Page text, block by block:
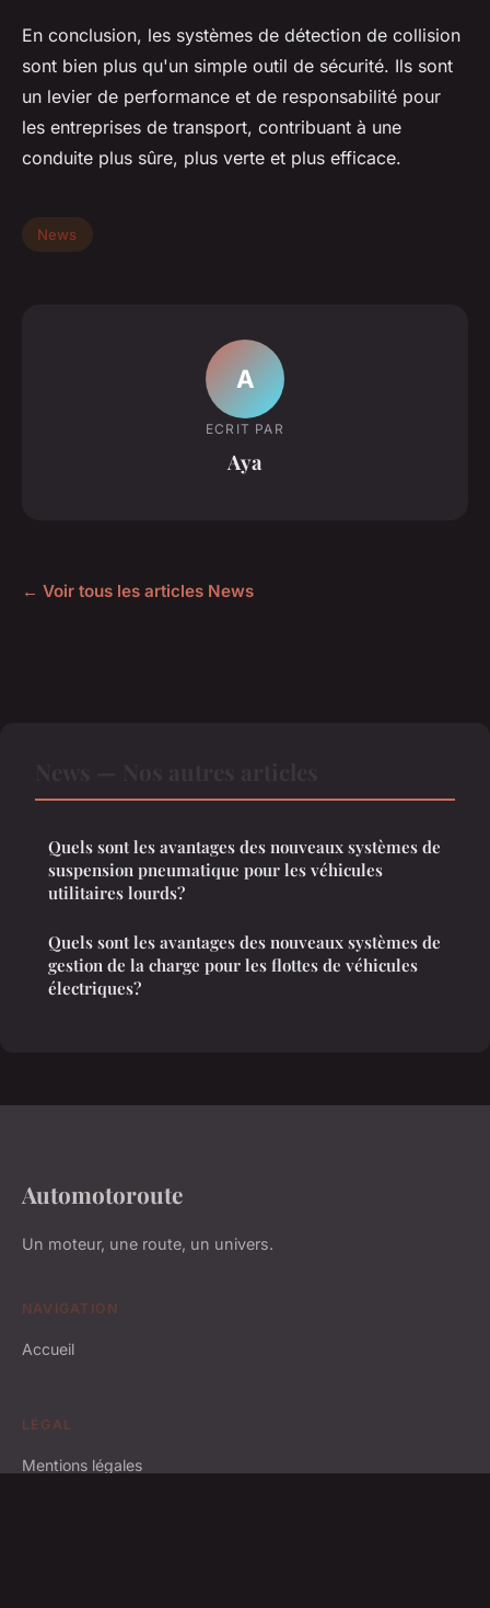
En conclusion, les systèmes de détection de collision
sont bien plus qu'un simple outil de sécurité. Ils sont
un levier de performance et de responsabilité pour
les entreprises de transport, contribuant à une
conduite plus sûre, plus verte et plus efficace.
News
A
ECRIT PAR
Aya
← Voir tous les articles News
Quels sont les avantages des nouveaux systèmes de
suspension pneumatique pour les véhicules
utilitaires lourds?
Quels sont les avantages des nouveaux systèmes de
gestion de la charge pour les flottes de véhicules
électriques?
Automotoroute
Un moteur, une route, un univers.
NAVIGATION
Accueil
LÉGAL
Mentions légales